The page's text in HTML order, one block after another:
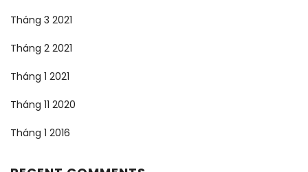
Tháng 3 2021
Tháng 2 2021
Tháng 1 2021
Tháng 11 2020
Tháng 1 2016